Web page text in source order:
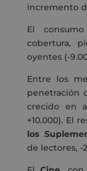
incremento
El
cobertura,
oyentes (-
Entre los
penetración
crecido en
+10.000). El
los
de lectores, -